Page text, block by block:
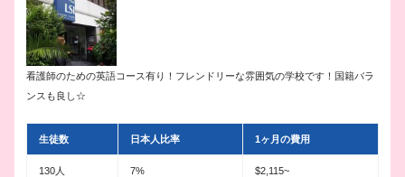
看護師のための英語コース有り！フレンドリーな雰囲気の学校です！国籍バラ
ンスも良し☆
生徒数 日本人比率 1ヶ月の費用
130人 7% $2,115~